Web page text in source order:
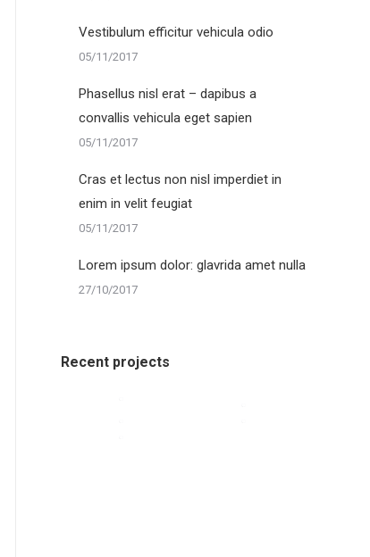
Vestibulum efficitur vehicula odio
05/11/2017
Phasellus nisl erat – dapibus a
convallis vehicula eget sapien
05/11/2017
Cras et lectus non nisl imperdiet in
enim in velit feugiat
05/11/2017
Lorem ipsum dolor: glavrida amet nulla
27/10/2017
Recent projects